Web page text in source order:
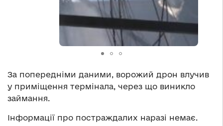
За попередніми даними, ворожий дрон влучив
у приміщення термінала, через що виникло
займання.
Інформації про постраждалих наразі немає.